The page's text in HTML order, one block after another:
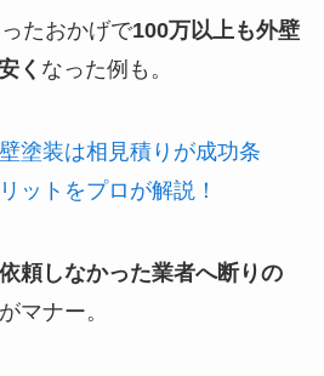
たおかげで100万以上も外壁
く なった例も。
塗装は相見積りが成功条
ットをプロが解説！
依頼しなかった業者へ断りの
マナー。